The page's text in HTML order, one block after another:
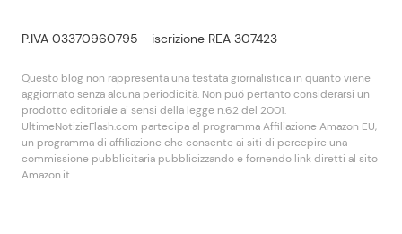
P.IVA 03370960795 - iscrizione REA 307423
Questo blog non rappresenta una testata giornalistica in quanto viene
aggiornato senza alcuna periodicità. Non puó pertanto considerarsi un
prodotto editoriale ai sensi della legge n.62 del 2001.
UltimeNotizieFlash.com partecipa al programma Affiliazione Amazon EU,
un programma di affiliazione che consente ai siti di percepire una
commissione pubblicitaria pubblicizzando e fornendo link diretti al sito
Amazon.it.